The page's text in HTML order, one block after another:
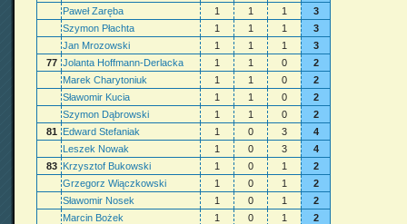
Paweł Zaręba
1 1 1
3
Szymon Płachta
1 1 1
3
Jan Mrozowski
1 1 1
3
77 Jolanta Hoffmann-Derlacka 1 1 0
2
Marek Charytoniuk
1 1 0
2
Sławomir Kucia
1 1 0
2
Szymon Dąbrowski
1 1 0
2
81
Edward Stefaniak 1 0 3
4
Leszek Nowak
1 0 3
4
83 Krzysztof Bukowski 1 0 1
2
Grzegorz Wiączkowski
1 0 1
2
Sławomir Nosek
1 0 1
2
Marcin Bożek
1 0 1
2